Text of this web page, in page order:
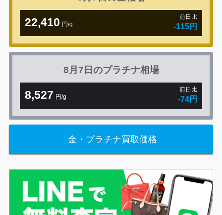
22,410 円/g
前日比
-115円
8月7日のプラチナ相場
8,527 円/g
前日比
-74円
金・プラチナ買取価格